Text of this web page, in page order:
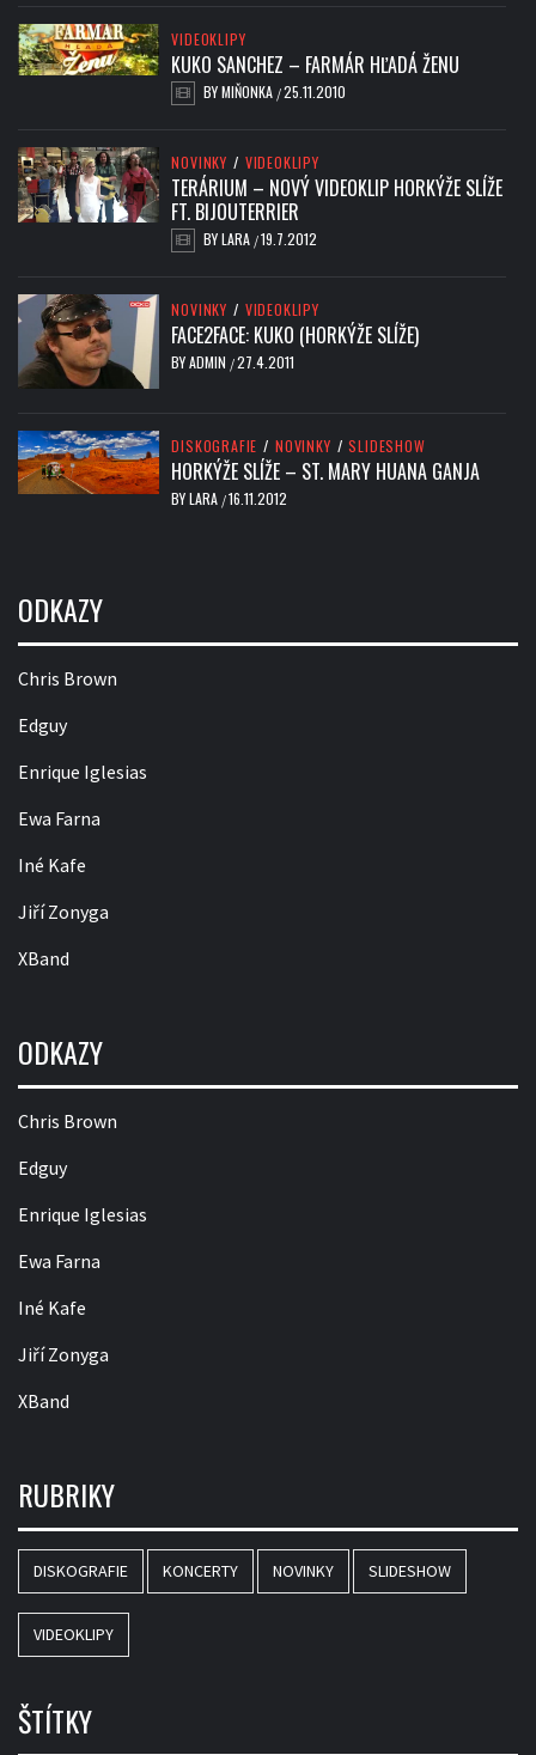
VIDEOKLIPY
KUKO SANCHEZ – FARMÁR HĽADÁ ŽENU
BYMIŇONKA /25.11.2010
NOVINKY / VIDEOKLIPY
TERÁRIUM – NOVÝ VIDEOKLIP HORKÝŽE SLÍŽE
FT. BIJOUTERRIER
BYLARA /19.7.2012
NOVINKY / VIDEOKLIPY
FACE2FACE: KUKO (HORKÝŽE SLÍŽE)
BYADMIN /27.4.2011
DISKOGRAFIE / NOVINKY / SLIDESHOW
HORKÝŽE SLÍŽE – ST. MARY HUANA GANJA
BYLARA /16.11.2012
ODKAZY
Chris Brown
Edguy
Enrique Iglesias
Ewa Farna
Iné Kafe
Jiří Zonyga
XBand
ODKAZY
Chris Brown
Edguy
Enrique Iglesias
Ewa Farna
Iné Kafe
Jiří Zonyga
XBand
RUBRIKY
DISKOGRAFIE KONCERTY NOVINKY SLIDESHOW
VIDEOKLIPY
ŠTÍTKY